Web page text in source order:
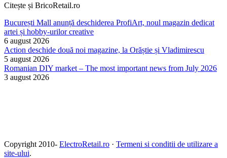
Citește și BricoRetail.ro
București Mall anunță deschiderea ProfiArt, noul magazin dedicat
artei și hobby-urilor creative
6 august 2026
Action deschide două noi magazine, la Orăștie și Vladimirescu
5 august 2026
Romanian DIY market – The most important news from July 2026
3 august 2026
Copyright 2010- ElectroRetail.ro · Termeni si conditii de utilizare a
site-ului.